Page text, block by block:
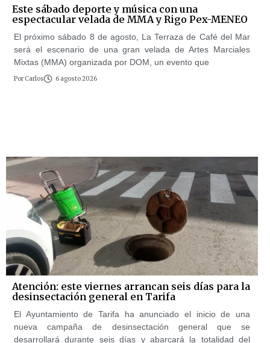
Este sábado deporte y música con una
espectacular velada de MMA y Rigo Pex-MENEO
El próximo sábado 8 de agosto, La Terraza de Café del Mar
será el escenario de una gran velada de Artes Marciales
Mixtas (MMA) organizada por DOM, un evento que
Por Carlos 6 agosto 2026
Atención: este viernes arrancan seis días para la
desinsectación general en Tarifa
El Ayuntamiento de Tarifa ha anunciado el inicio de una
nueva campaña de desinsectación general que se
desarrollará durante seis días y abarcará la totalidad del